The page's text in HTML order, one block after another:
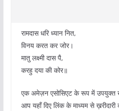
रामदास धरि ध्यान नित,
विनय करत कर जोर।
मातु लक्ष्मी दास पै,
करहु दया की कोर॥
एक अमेज़न एसोसिएट के रूप में उपयुक्त
आप यहाँ दिए लिंक के माध्यम से